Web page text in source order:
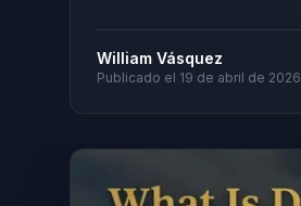
William Vásquez
Publicado el 19 de abril de 2026